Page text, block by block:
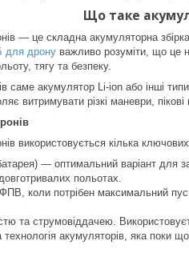
Що таке
— це складна акумуляторна
для дрону важливо розуміти, що це
тягу та безпеку.
саме акумулятор Li-ion або інші
витримувати різкі маневри,
використовується кілька
— оптимальний варіант для
польотах.
коли потрібен максимальний
та струмовіддачею.
акумуляторів, яка поки